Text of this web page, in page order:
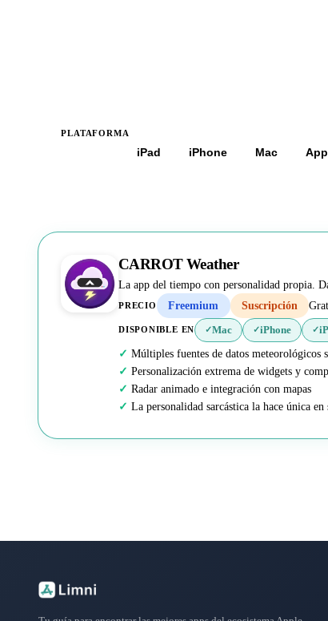
PLATAFORMA
iPad iPhone Mac
CARROT Weather
La app del tiempo con personalidad propia.
PRECIO Freemium Suscripción
DISPONIBLE EN ✓Mac ✓iPhone ✓
Múltiples fuentes de datos meteorológicos
Personalización extrema de widgets y
Radar animado e integración con mapas
La personalidad sarcástica la hace única en